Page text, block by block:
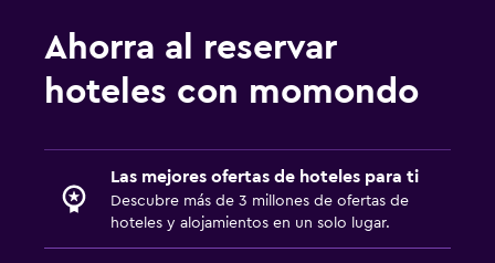
Ahorra al reservar
hoteles con momondo
Las mejores ofertas de hoteles para ti
Descubre más de 3 millones de ofertas de
hoteles y alojamientos en un solo lugar.